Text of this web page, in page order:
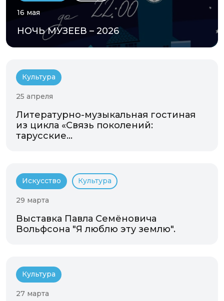
16 мая
НОЧЬ МУЗЕЕВ – 2026
Культура
25 апреля
Литературно-музыкальная гостиная
из цикла «Связь поколений:
тарусские...
Искусство Культура
29 марта
Выставка Павла Семёновича
Вольфсона "Я люблю эту землю".
Культура
27 марта